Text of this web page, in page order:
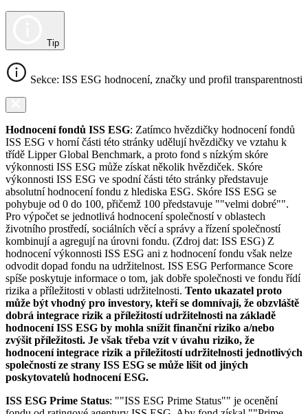
Tip
Sekce: ISS ESG hodnocení, značky und profil transparentnosti
Hodnocení fondů ISS ESG: Zatímco hvězdičky hodnocení fondů
ISS ESG v horní části této stránky udělují hvězdičky ve vztahu k
třídě Lipper Global Benchmark, a proto fond s nízkým skóre
výkonnosti ISS ESG může získat několik hvězdiček. Skóre
výkonnosti ISS ESG ve spodní části této stránky představuje
absolutní hodnocení fondu z hlediska ESG. Skóre ISS ESG se
pohybuje od 0 do 100, přičemž 100 představuje ""velmi dobré"".
Pro výpočet se jednotlivá hodnocení společností v oblastech
životního prostředí, sociálních věcí a správy a řízení společností
kombinují a agregují na úrovni fondu. (Zdroj dat: ISS ESG) Z
hodnocení výkonnosti ISS ESG ani z hodnocení fondu však nelze
odvodit dopad fondu na udržitelnost. ISS ESG Performance Score
spíše poskytuje informace o tom, jak dobře společnosti ve fondu řídí
rizika a příležitosti v oblasti udržitelnosti. Tento ukazatel proto
může být vhodný pro investory, kteří se domnívají, že obzvláště
dobrá integrace rizik a příležitostí udržitelnosti na základě
hodnocení ISS ESG by mohla snížit finanční riziko a/nebo
zvýšit příležitosti. Je však třeba vzít v úvahu riziko, že
hodnocení integrace rizik a příležitostí udržitelnosti jednotlivých
společností ze strany ISS ESG se může lišit od jiných
poskytovatelů hodnocení ESG.
ISS ESG Prime Status: ""ISS ESG Prime Status"" je ocenění